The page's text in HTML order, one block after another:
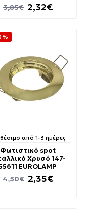
2,32€
3,85€
%
από 1-3 ημέρες
Φωτιστικό spot
Xρυσό 147-
EUROLAMP
2,35€
4,50€